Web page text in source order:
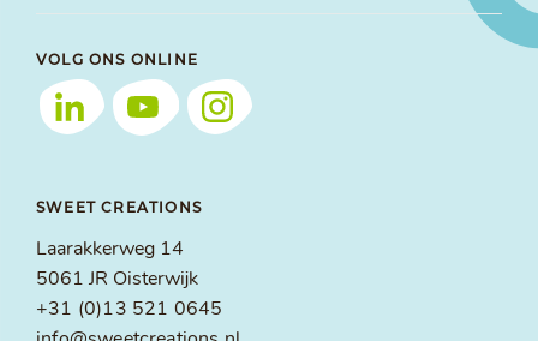
VOLG ONS ONLINE
SWEET CREATIONS
Laarakkerweg 14
5061 JR Oisterwijk
+31 (0)13 521 0645